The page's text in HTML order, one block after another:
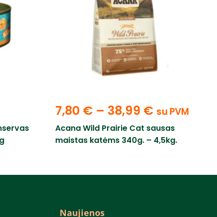
7,80 € – 38,99 € su PVM
Acana Wild Prairie Cat sausas
maistas katėms 340g. – 4,5kg.
Naujienos